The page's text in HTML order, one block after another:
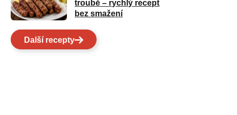
troubě – rychlý recept
bez smažení
Další recepty